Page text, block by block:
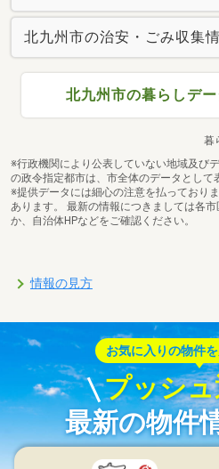
北九州市の治安・ごみ収集
北九州市の暮らしデ
暮
※行政機関により公表していない地域及び
の政令指定都市は、市全体のデータとして
※提供データには細心の注意を払っており
あります。 最新の情報につきましては各
か、自治体HPなどをご確認ください。
情報の見方
お気に入りの物件
プッシ
最新の物件